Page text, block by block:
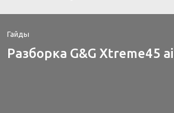
Гайды
Разборка G&G Xtreme45